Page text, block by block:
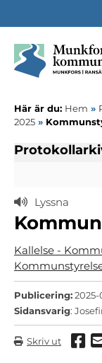
Här är du: Hem »
2025 »
Lyssna
Kallelse -
Publicering:2025-
Sidansvarig:
Skriv ut